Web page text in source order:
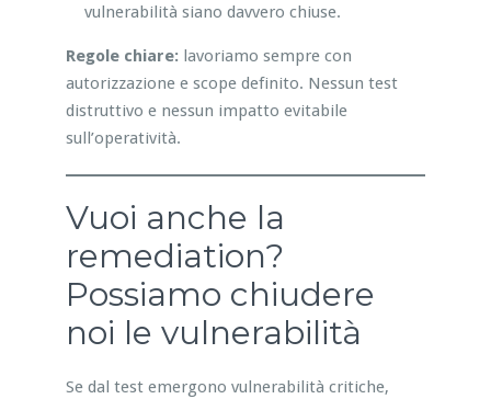
vulnerabilità siano davvero chiuse.
Regole chiare: lavoriamo sempre con
autorizzazione e scope definito. Nessun test
distruttivo e nessun impatto evitabile
sull’operatività.
Vuoi anche la
remediation?
Possiamo chiudere
noi le vulnerabilità
Se dal test emergono vulnerabilità critiche,